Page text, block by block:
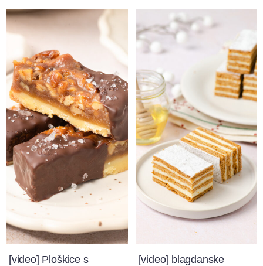
[video] Ploškice s
[video] blagdanske